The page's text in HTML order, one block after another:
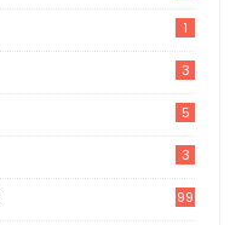
1
3
5
3
99